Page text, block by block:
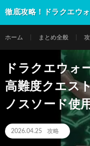
徹底攻略！ドラクエウ
ホーム まとめ全般
ドラクエウォ
高難度クエス
ノスソード使
2026.04.25 攻略